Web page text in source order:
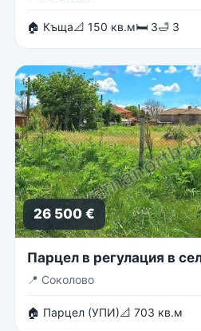
🏠 Къща📐 150 кв.м🛏 3🛁 3
26 500 €
Парцел в регулация в
📍 Соколово
🏠 Парцел (УПИ)📐 703 кв.м